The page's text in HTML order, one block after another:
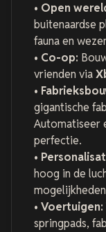
• Open
buitenaardse
fauna en
• Co-op:
vrienden via
•
gigantische
Automatiseer
perfectie.
•
hoog in de
• Voertuigen:
springpads,